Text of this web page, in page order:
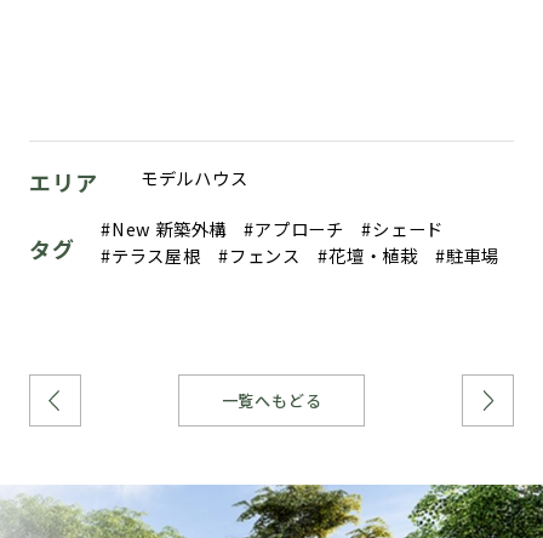
エリア モデルハウス
タグ
New 新築外構 アプローチ
シェード
テラス屋根
フェンス 花壇・植栽 駐車場
一覧へもどる